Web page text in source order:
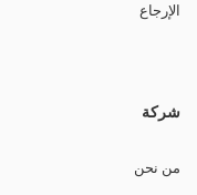
الإرجاع
شركة
من نحن